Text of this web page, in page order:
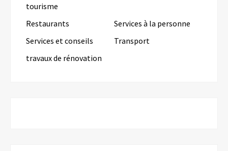
tourisme
Restaurants
Services à la personne
Services et conseils
Transport
travaux de rénovation